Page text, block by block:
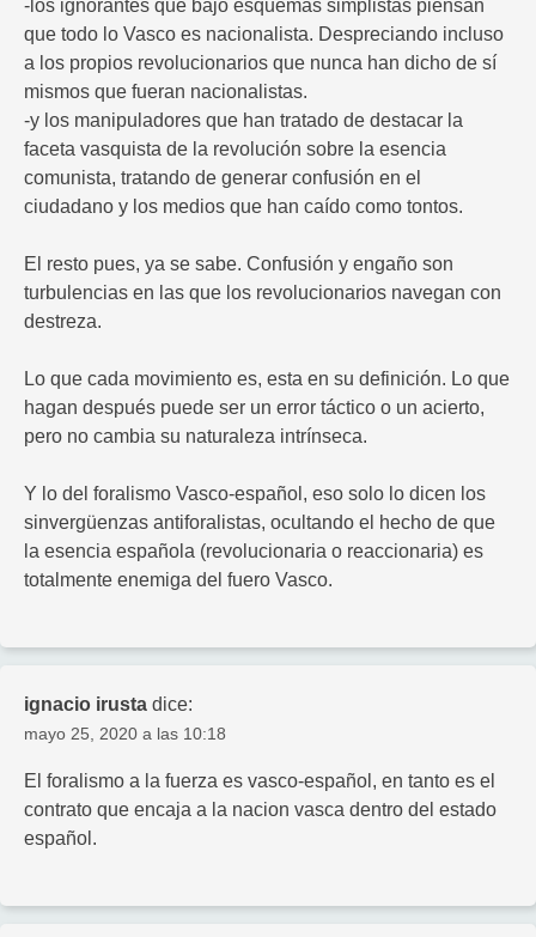
-los ignorantes que bajo esquemas simplistas piensan
que todo lo Vasco es nacionalista. Despreciando incluso
a los propios revolucionarios que nunca han dicho de sí
mismos que fueran nacionalistas.
-y los manipuladores que han tratado de destacar la
faceta vasquista de la revolución sobre la esencia
comunista, tratando de generar confusión en el
ciudadano y los medios que han caído como tontos.
El resto pues, ya se sabe. Confusión y engaño son
turbulencias en las que los revolucionarios navegan con
destreza.
Lo que cada movimiento es, esta en su definición. Lo que
hagan después puede ser un error táctico o un acierto,
pero no cambia su naturaleza intrínseca.
Y lo del foralismo Vasco-español, eso solo lo dicen los
sinvergüenzas antiforalistas, ocultando el hecho de que
la esencia española (revolucionaria o reaccionaria) es
totalmente enemiga del fuero Vasco.
ignacio irusta dice:
mayo 25, 2020 a las 10:18
El foralismo a la fuerza es vasco-español, en tanto es el
contrato que encaja a la nacion vasca dentro del estado
español.